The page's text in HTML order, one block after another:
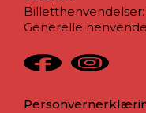
Billetthenvendelser:
Generelle